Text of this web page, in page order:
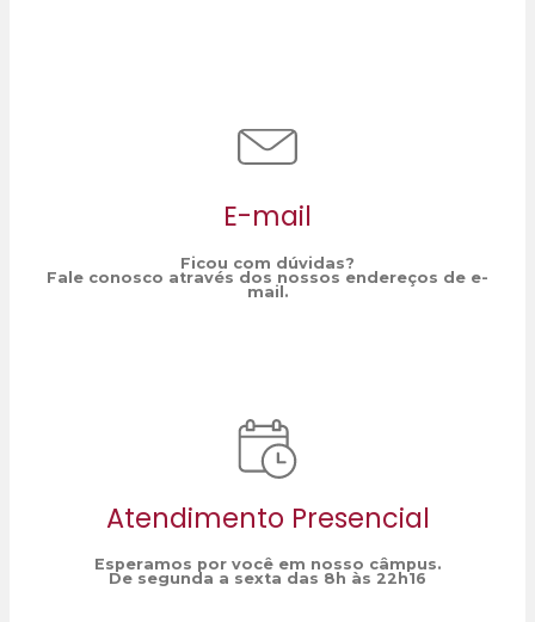
E-mail
Ficou com dúvidas?
Fale conosco através dos nossos endereços de e-
mail.
Atendimento Presencial
Esperamos por você em nosso câmpus.
De segunda a sexta das 8h às 22h16